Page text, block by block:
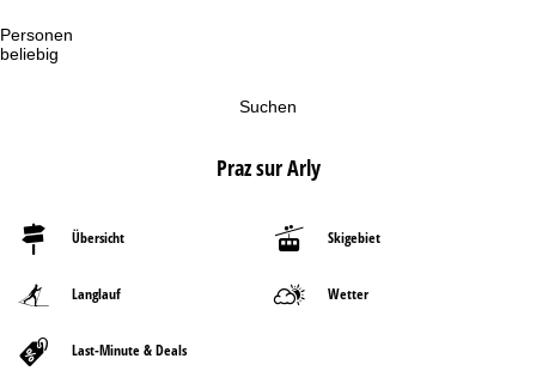
Personen
beliebig
Suchen
Praz sur Arly
Übersicht Skigebiet
Langlauf Wetter
Last-Minute & Deals